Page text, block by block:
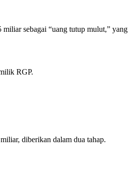
sebagai “uang tutup mulut,” yang
RGP.
diberikan dalam dua tahap.